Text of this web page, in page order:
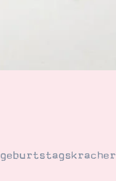
geburtstagskracher